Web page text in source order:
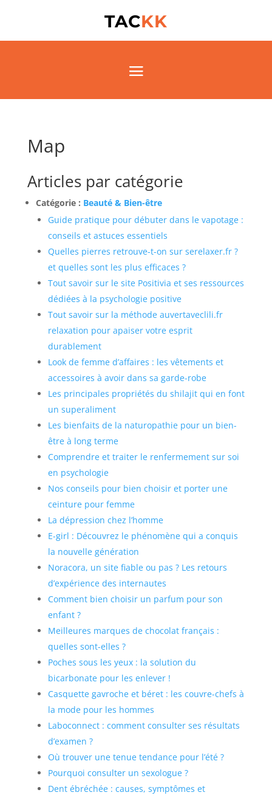
TACKK
Map
Articles par catégorie
Catégorie : Beauté & Bien-être
Guide pratique pour débuter dans le vapotage :
conseils et astuces essentiels
Quelles pierres retrouve-t-on sur serelaxer.fr ?
et quelles sont les plus efficaces ?
Tout savoir sur le site Positivia et ses ressources
dédiées à la psychologie positive
Tout savoir sur la méthode auvertaveclili.fr
relaxation pour apaiser votre esprit
durablement
Look de femme d’affaires : les vêtements et
accessoires à avoir dans sa garde-robe
Les principales propriétés du shilajit qui en font
un superaliment
Les bienfaits de la naturopathie pour un bien-
être à long terme
Comprendre et traiter le renfermement sur soi
en psychologie
Nos conseils pour bien choisir et porter une
ceinture pour femme
La dépression chez l’homme
E-girl : Découvrez le phénomène qui a conquis
la nouvelle génération
Noracora, un site fiable ou pas ? Les retours
d’expérience des internautes
Comment bien choisir un parfum pour son
enfant ?
Meilleures marques de chocolat français :
quelles sont-elles ?
Poches sous les yeux : la solution du
bicarbonate pour les enlever !
Casquette gavroche et béret : les couvre-chefs à
la mode pour les hommes
Laboconnect : comment consulter ses résultats
d’examen ?
Où trouver une tenue tendance pour l’été ?
Pourquoi consulter un sexologue ?
Dent ébréchée : causes, symptômes et